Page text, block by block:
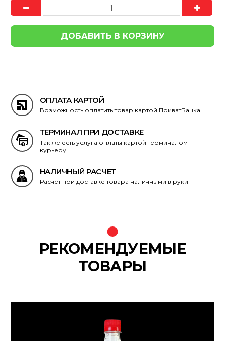
ОПЛАТА КАРТОЙ
Возможность оплатить товар картой ПриватБанка
ТЕРМИНАЛ ПРИ ДОСТАВКЕ
Так же есть услуга оплаты картой терминалом
курьеру
НАЛИЧНЫЙ РАСЧЕТ
Расчет при доставке товара наличными в руки
РЕКОМЕНДУЕМЫЕ
ТОВАРЫ